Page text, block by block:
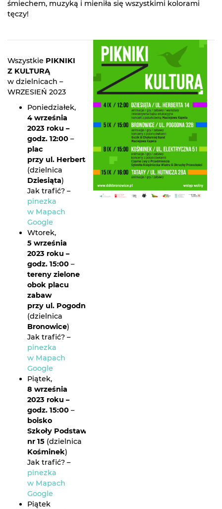
śmiechem, muzyką i mieniła się wszystkimi kolorami
tęczy!
Wszystkie PIKNIKI
Z KULTURĄ
w dzielnicach –
WRZESIEŃ 2023
Poniedziałek,
4 września
2023 roku –
godz. 12:00 –
plac
przy ul. Herberta 14
(dzielnica
Dziesiąta)
Jak trafić? –
pinezka
w Mapach
Google
Wtorek,
5 września
2023 roku –
godz. 15:00 –
tereny zielone
obok placu
zabaw
przy ul. Pogodnej 32B
(dzielnica
Bronowice)
Jak trafić? –
pinezka
w Mapach
Google
Piątek,
8 września
2023 roku –
godz. 15:00 –
boisko
Szkoły Podstawowej
nr 15 (dzielnica
Kośminek)
Jak trafić? –
pinezka
w Mapach
Google
Piątek